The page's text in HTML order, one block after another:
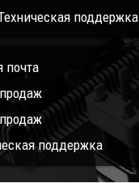
поддержка
почта
поддержка